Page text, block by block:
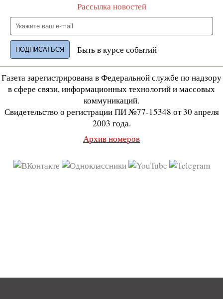
Рассылка новостей
Быть в курсе событий
Газета зарегистрирована в Федеральной службе по надзору
в сфере связи, информационных технологий и массовых
коммуникаций.
Свидетельство о регистрации ПИ №77-15348 от 30 апреля
2003 года.
Архив номеров